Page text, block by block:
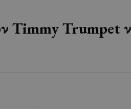
Timmy Trumpet